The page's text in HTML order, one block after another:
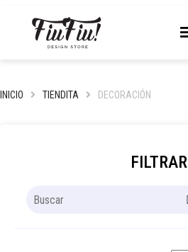
INICIO TIENDITA DECORACIÓN
FILTRAR